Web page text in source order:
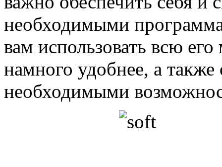
необходимыми
вам использовать всю
намного удобнее, а также
необходимыми